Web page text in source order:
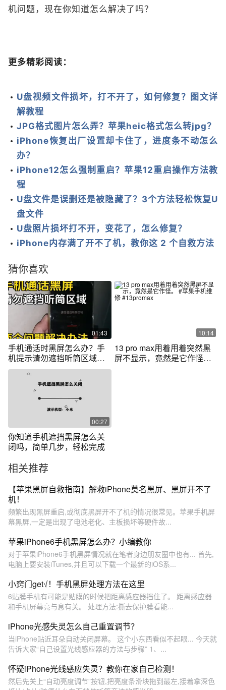
机问题，现在你知道怎么解决了吗？
更多精彩阅读：
U盘视频文件损坏，打不开了，如何修复？图文详
解教程
JPG格式图片怎么弄？苹果heic格式怎么转jpg？
iPhone恢复出厂设置却卡住了，进度条不动怎么
办？
iPhone12怎么强制重启？苹果12重启操作方法教
程
U盘文件是误删还是被隐藏了？3个方法轻松恢复U
盘文件
U盘照片损坏打不开，变花了，怎么修复？
iPhone内存满了开不了机，教你这 2 个自救方法
猜你喜欢
01:43
手机通话时黑屏怎么办？手
机提示请勿遮挡听筒区域如
何关闭？
10:14
13 pro max用着用着突然黑
屏不显示，竟然是它作怪。 #
00:27
你知道手机遮挡黑屏怎么关
闭吗，简单几步，轻松完成
相关推荐
【苹果黑屏自救指南】解救iPhone莫名黑屏、黑屏开不了
机！
频繁出现黑屏重启,或彻底黑屏开不了机的情况很常见。苹果手机屏
幕黑屏,一定是出现了电池老化、主板损坏等硬件故...
苹果iPhone6手机黑屏怎么办？小编教你
对于苹果iPhone6手机黑屏情况就在笔者身边朋友圈中也有... 首先,
电脑上要安装iTunes,并且可以下载一个最新的iOS系...
小窍门get√！手机黑屏处理方法在这里
6贴膜手机有可能是贴膜的时候把距离感应器挡住了。 距离感应器
和手机屏幕亮与息有关。 处理方法:撕去保护膜看能...
iPhone光感失灵怎么自己重置调节？
当iPhone贴近耳朵自动关闭屏幕。 这个小东西看似不起眼... 今天就
告诉大家“自己设置光线感应器的方法与步骤” 1、...
怀疑iPhone光线感应失灵？教你在家自己检测！
然后先关上“自动亮度调节”按钮,把亮度条滑块拖到最左,接着拿深色